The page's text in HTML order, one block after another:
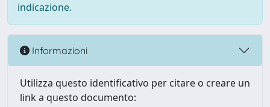
indicazione.
Informazioni
Utilizza questo identificativo per citare o creare un
link a questo documento: